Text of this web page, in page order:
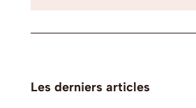
Les derniers articles